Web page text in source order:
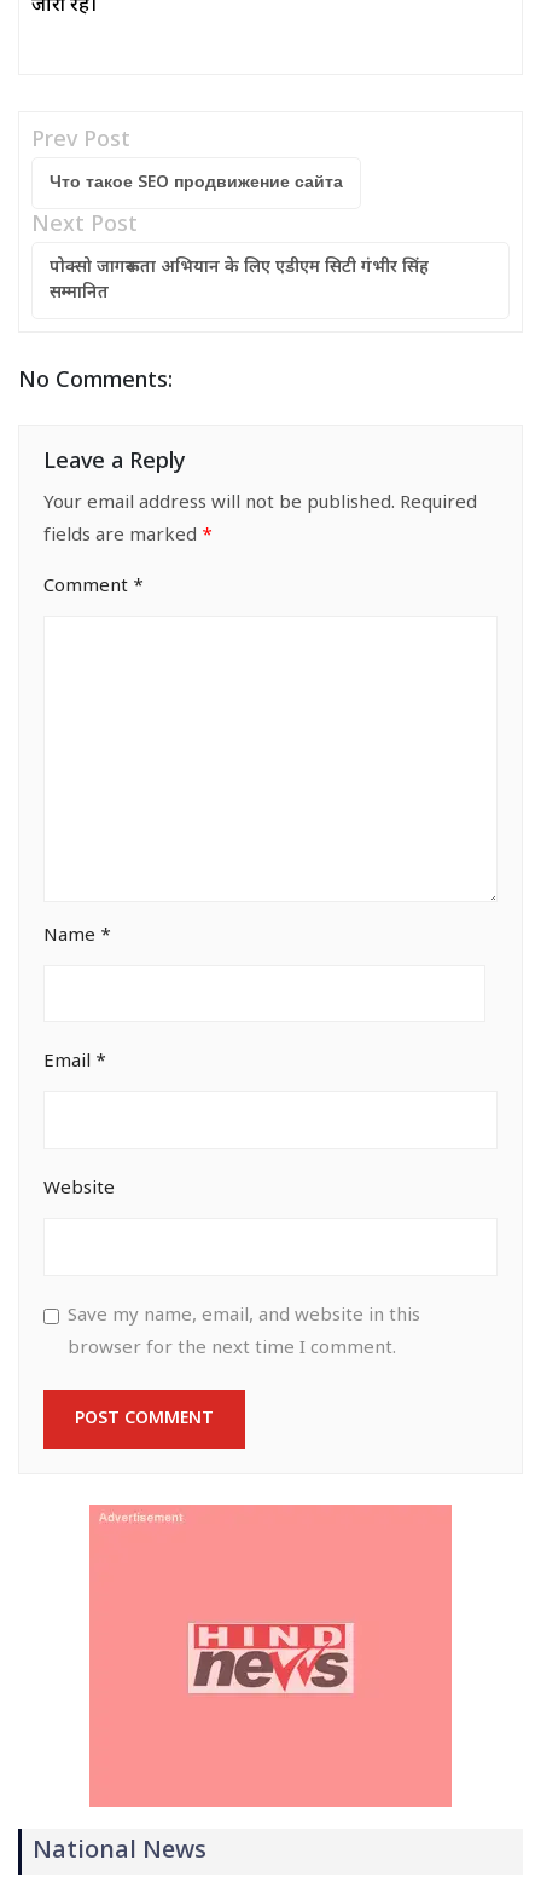
जारी रहे।
Prev Post
Что такое SEO продвижение сайта
Next Post
पोक्सो जागरूकता अभियान के लिए एडीएम सिटी गंभीर सिंह
सम्मानित
No Comments:
Leave a Reply
Your email address will not be published. Required
fields are marked *
Comment *
Name *
Email *
Website
Save my name, email, and website in this
browser for the next time I comment.
National News